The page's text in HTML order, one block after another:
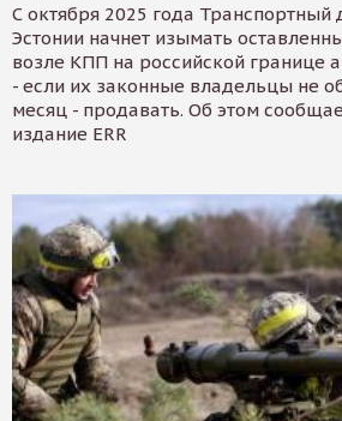
С октября 2025 года Транспортный
Эстонии начнет изымать
возле КПП на российской границе
- если их законные владельцы не
месяц - продавать. Об этом
издание ERR